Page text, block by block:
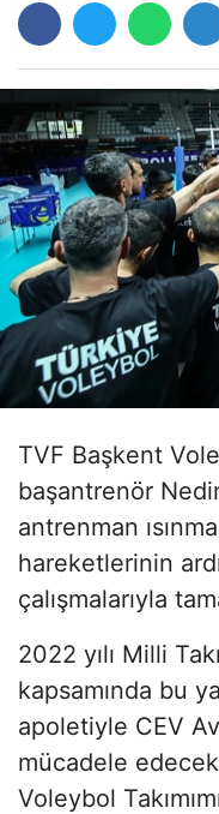
TVF Başkent
başantrenör
antrenman
hareketlerinin
çalışmalarıyla
2022 yılı Milli
kapsamında bu
apoletiyle CEV
mücadele
Voleybol